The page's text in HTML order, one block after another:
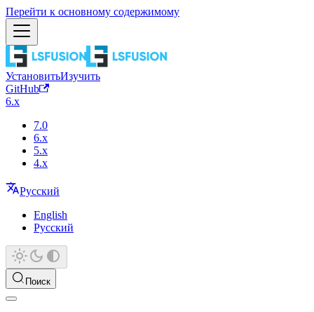
Перейти к основному содержимому
УстановитьИзучить
GitHub
6.x
7.0
6.x
5.x
4.x
Русский
English
Русский
Поиск